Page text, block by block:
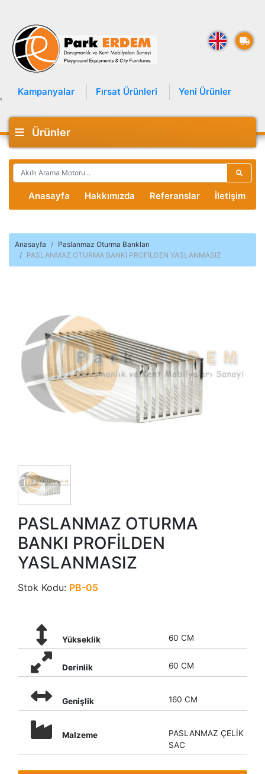
Kampanyalar Fırsat Ürünleri Yeni Ürünler
'
Ürünler
Anasayfa Hakkımızda Referanslar İletişim
Anasayfa
Paslanmaz Oturma Bankları
PASLANMAZ OTURMA BANKI PROFİLDEN YASLANMASIZ
PASLANMAZ OTURMA
BANKI PROFİLDEN
YASLANMASIZ
Stok Kodu: PB-05
Yükseklik 60 CM
Derinlik 60 CM
Genişlik 160 CM
Malzeme
PASLANMAZ ÇELİK
SAC